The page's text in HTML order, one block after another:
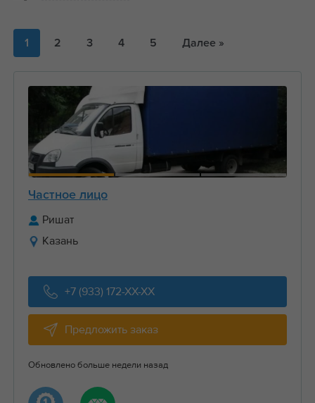
1 2 3 4 5 Далее »
Частное лицо
Ришат
Казань
+7 (933) 172-XX-XX
Предложить заказ
Обновлено больше недели назад